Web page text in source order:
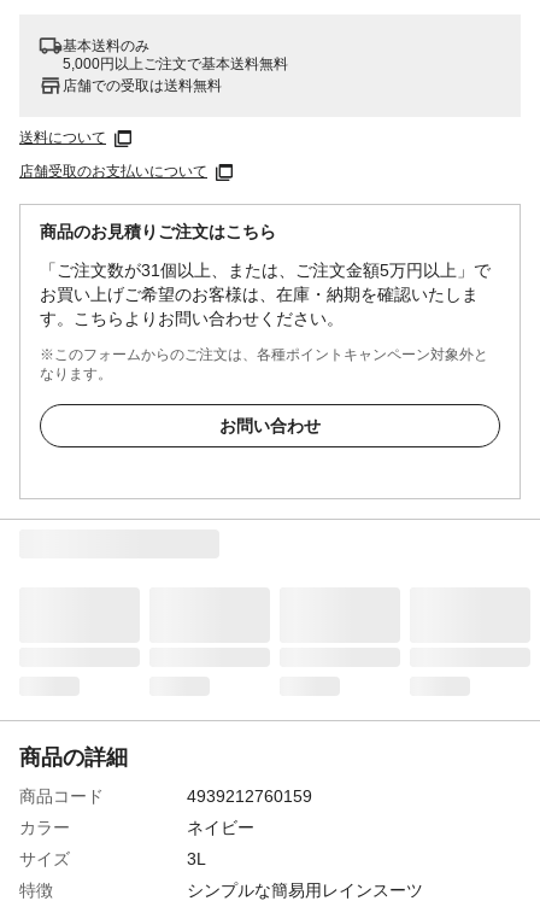
基本送料のみ
5,000円以上ご注文で基本送料無料
店舗での受取は送料無料
送料について
店舗受取のお支払いについて
商品のお見積りご注文はこちら
「ご注文数が31個以上、または、ご注文金額5万円以上」で
お買い上げご希望のお客様は、在庫・納期を確認いたしま
す。こちらよりお問い合わせください。
※このフォームからのご注文は、各種ポイントキャンペーン対象外と
なります。
お問い合わせ
商品の詳細
商品コード
4939212760159
カラー
ネイビー
サイズ
3L
特徴
シンプルな簡易用レインスーツ